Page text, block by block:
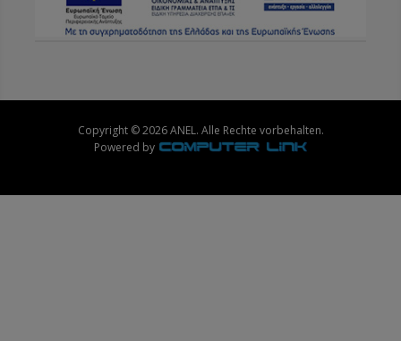
Copyright © 2026 ANEL. Alle Rechte vorbehalten.
Powered by